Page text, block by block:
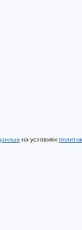
на условиях